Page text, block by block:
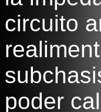
circuito
poder